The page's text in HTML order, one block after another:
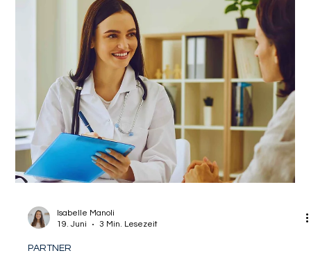
hochqualifizierte Fachkräfte und internationale Talente der
Beginn einer vielversprechenden Karriere im Herzen Europas.
Doch während der Fokus oft auf dem Businessplan, der
Akquise erster Mandanten oder der Gründung eines
Unternehmen liegt, wartet im Hintergrund eine bürokratische
Hürde, die über den Erfolg des gesamten Vorhabens
entscheiden kann: das deutsche
Krankenversicherungssystem. Für Freelancer ist die